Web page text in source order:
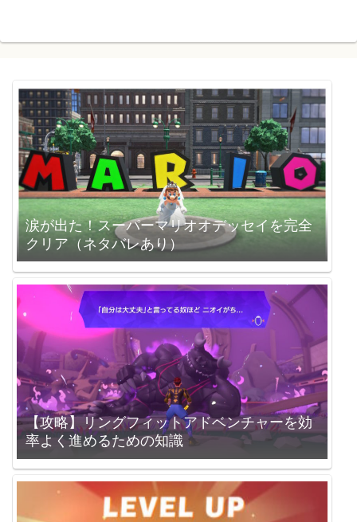
涙が出た！スーパーマリオオデッセイを完全
クリア（ネタバレあり）
【攻略】リングフィットアドベンチャーを効
率よく進めるための知識